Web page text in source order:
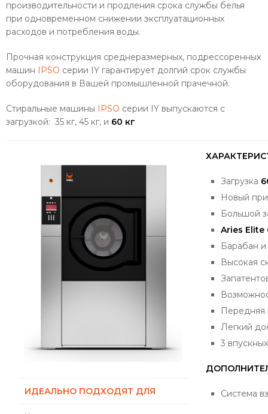
производительности и продления срока службы белья
при одновременном снижении эксплуатационных
расходов и потребления воды.
Прочная конструкция среднеразмерных, подрессоренных
машин IPSO серии IY гарантирует долгий срок службы
оборудования в Вашей промышленной прачечной.
Стиральные машины IPSO серии IY выпускаются с
загрузкой: 35 кг, 45 кг, и 60 кг
ИДЕАЛЬНО ПОДХОДЯТ ДЛЯ
Загрузка
Новый
Большой
Aries
Барабан
Высокая
Передняя
Легкий
3
Система